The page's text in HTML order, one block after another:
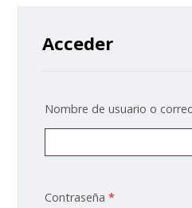
Acceder
Nombre de usuario o
Contraseña*